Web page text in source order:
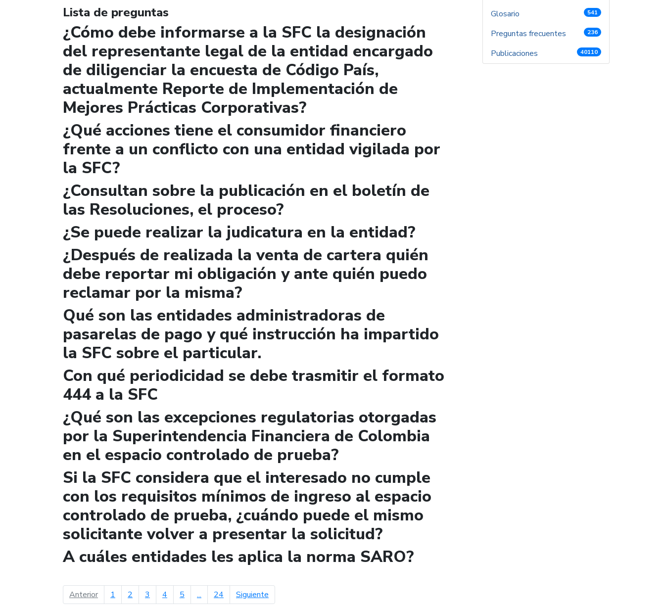
Lista de preguntas
¿Cómo debe informarse a la SFC la designación
del representante legal de la entidad encargado
de diligenciar la encuesta de Código País,
actualmente Reporte de Implementación de
Mejores Prácticas Corporativas?
¿Qué acciones tiene el consumidor financiero
frente a un conflicto con una entidad vigilada por
la SFC?
¿Consultan sobre la publicación en el boletín de
las Resoluciones, el proceso?
¿Se puede realizar la judicatura en la entidad?
¿Después de realizada la venta de cartera quién
debe reportar mi obligación y ante quién puedo
reclamar por la misma?
Qué son las entidades administradoras de
pasarelas de pago y qué instrucción ha impartido
la SFC sobre el particular.
Con qué periodicidad se debe trasmitir el formato
444 a la SFC
¿Qué son las excepciones regulatorias otorgadas
por la Superintendencia Financiera de Colombia
en el espacio controlado de prueba?
Si la SFC considera que el interesado no cumple
con los requisitos mínimos de ingreso al espacio
controlado de prueba, ¿cuándo puede el mismo
solicitante volver a presentar la solicitud?
A cuáles entidades les aplica la norma SARO?
Anteriorpágina anterior
1 2 3 4 5 ... 24 Siguiente
Glosario 541
Preguntas frecuentes 236
Publicaciones 40110